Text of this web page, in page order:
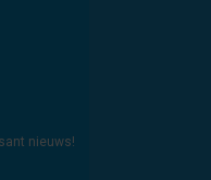
nieuws!